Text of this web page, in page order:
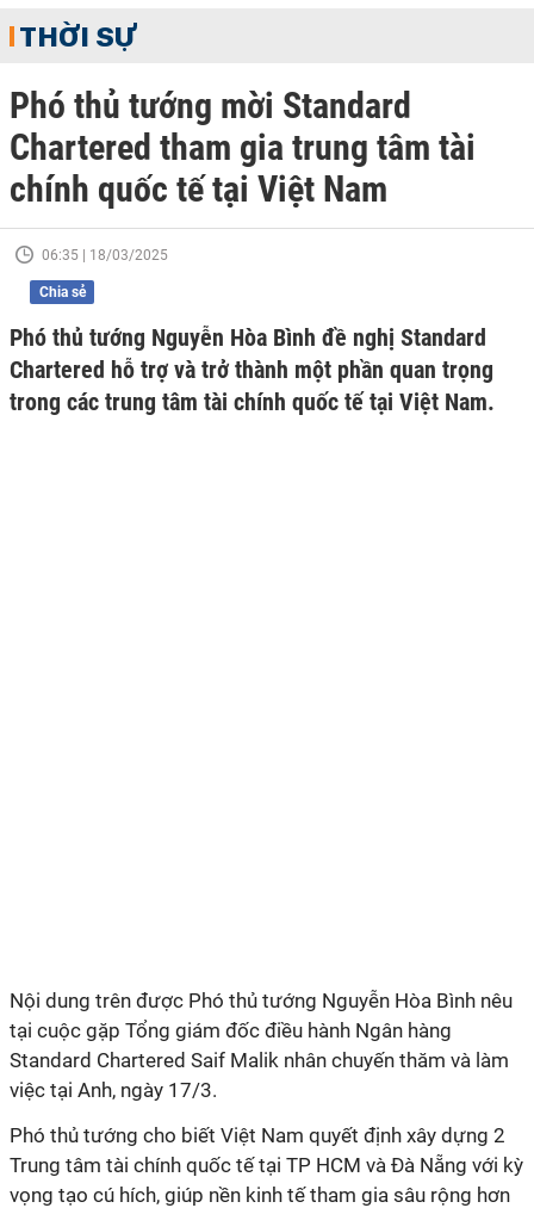
THỜI SỰ
Phó thủ tướng mời Standard
Chartered tham gia trung tâm tài
chính quốc tế tại Việt Nam
06:35 | 18/03/2025
Chia sẻ
Phó thủ tướng Nguyễn Hòa Bình đề nghị Standard
Chartered hỗ trợ và trở thành một phần quan trọng
trong các trung tâm tài chính quốc tế tại Việt Nam.
Nội dung trên được Phó thủ tướng Nguyễn Hòa Bình nêu
tại cuộc gặp Tổng giám đốc điều hành Ngân hàng
Standard Chartered Saif Malik nhân chuyến thăm và làm
việc tại Anh, ngày 17/3.
Phó thủ tướng cho biết Việt Nam quyết định xây dựng 2
Trung tâm tài chính quốc tế tại TP HCM và Đà Nẵng với kỳ
vọng tạo cú hích, giúp nền kinh tế tham gia sâu rộng hơn